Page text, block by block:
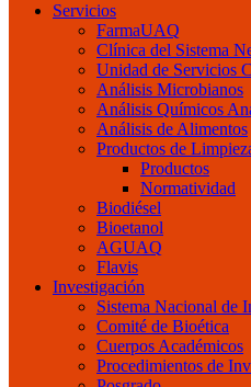
Servicios
FarmaUAQ
Clínica del Sistema
Unidad de Servicios
Análisis Microbianos
Análisis Químicos
Análisis de Alimentos
Productos de
Productos
Normatividad
Biodiésel
Bioetanol
AGUAQ
Flavis
Investigación
Sistema Nacional de
Comité de Bioética
Cuerpos Académicos
Procedimientos de